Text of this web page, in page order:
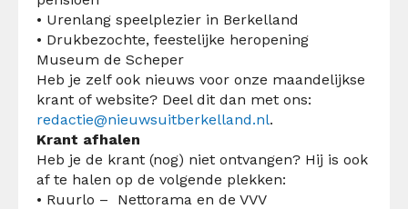
• Urenlang speelplezier in Berkelland
• Drukbezochte, feestelijke heropening
Museum de Scheper
Heb je zelf ook nieuws voor onze maandelijkse
krant of website? Deel dit dan met ons:
redactie@nieuwsuitberkelland.nl.
Krant afhalen
Heb je de krant (nog) niet ontvangen? Hij is ook
af te halen op de volgende plekken:
• Ruurlo – Nettorama en de VVV